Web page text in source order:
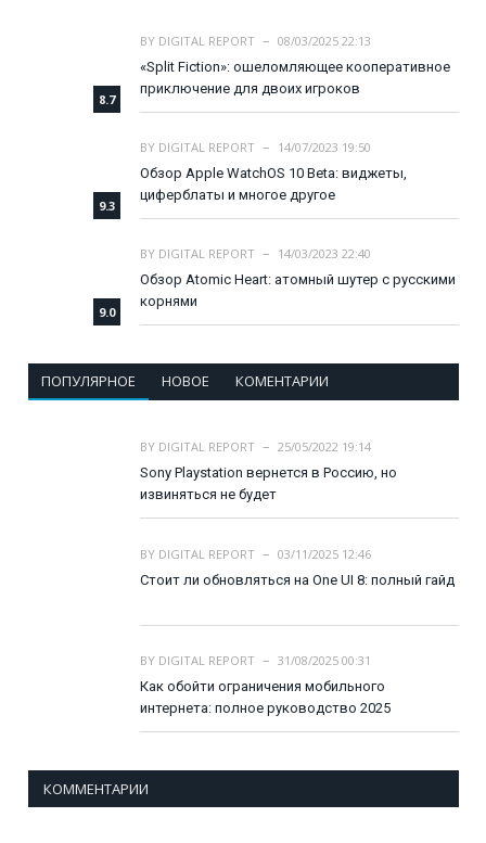
8.7
BY DIGITAL REPORT
08/03/2025 22:13
«Split Fiction»: ошеломляющее кооперативное
приключение для двоих игроков
9.3
BY DIGITAL REPORT
14/07/2023 19:50
Обзор Apple WatchOS 10 Beta: виджеты,
циферблаты и многое другое
9.0
BY DIGITAL REPORT
14/03/2023 22:40
Обзор Atomic Heart: атомный шутер с русскими
корнями
ПОПУЛЯРНОЕ НОВОЕ КОМЕНТАРИИ
BY DIGITAL REPORT
25/05/2022 19:14
Sony Playstation вернется в Россию, но
извиняться не будет
BY DIGITAL REPORT
03/11/2025 12:46
Стоит ли обновляться на One UI 8: полный гайд
BY DIGITAL REPORT
31/08/2025 00:31
Как обойти ограничения мобильного
интернета: полное руководство 2025
КОММЕНТАРИИ